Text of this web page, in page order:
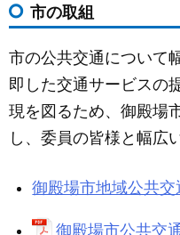
市の取組
市の公共交通について
即した交通サービスの
現を図るため、御殿場
し、委員の皆様と幅広
御殿場市地域公共交
御殿場市公共交